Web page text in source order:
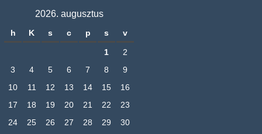
2026. augusztus
h K s c p s v
1
2
3
4 5 6 7 8
9
10
11 12 13 14 15
16
17
18 19 20 21 22
23
24
25 26 27 28 29
30